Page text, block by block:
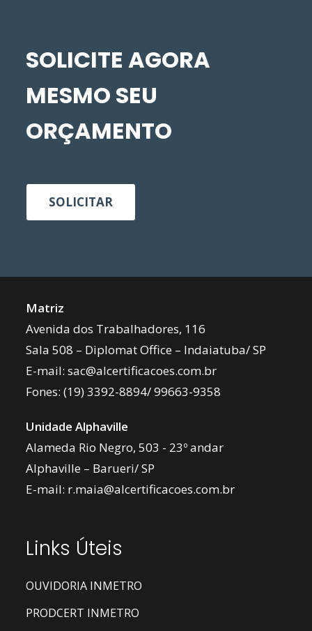
SOLICITE AGORA
MESMO SEU
ORÇAMENTO
SOLICITAR
Matriz
Avenida dos Trabalhadores, 116
Sala 508 – Diplomat Office – Indaiatuba/ SP
E-mail:sac@alcertificacoes.com.br
Fones:(19) 3392-8894/99663-9358
Unidade Alphaville
Alameda Rio Negro, 503 - 23º andar
Alphaville – Barueri/ SP
E-mail: r.maia@alcertificacoes.com.br
Links Úteis
OUVIDORIA INMETRO
PRODCERT INMETRO